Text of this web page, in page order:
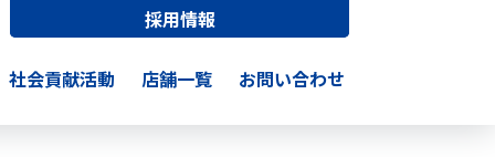
採用情報
社会貢献活動 店舗一覧 お問い合わせ